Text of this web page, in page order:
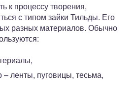
к процессу творения,
с типом зайки Тильды. Его
разных материалов. Обычно
– ленты, пуговицы, тесьма,